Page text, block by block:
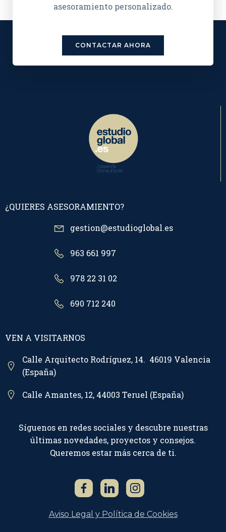
asesoramiento personalizado.
CONTACTAR AHORA
¿QUIERES ASESORAMIENTO?
gestion@estudioglobal.es
963 661 997
978 22 31 02
690 712 240
VEN A VISITARNOS
Calle Arquitecto Rodríguez, 14. 46019 Valencia
(España)
Calle Amantes, 12, 44003 Teruel (España)
Síguenos en redes sociales y descubre nuestras
últimas novedades, proyectos y consejos.
Queremos estar más cerca de ti.
Aviso Legal y Política de Cookies